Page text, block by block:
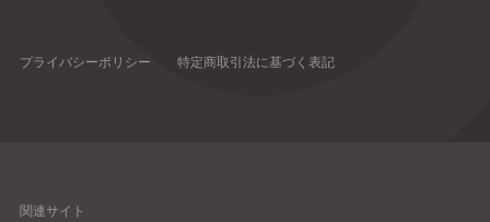
プライバシーポリシー 特定商取引法に基づく表記
関連サイト